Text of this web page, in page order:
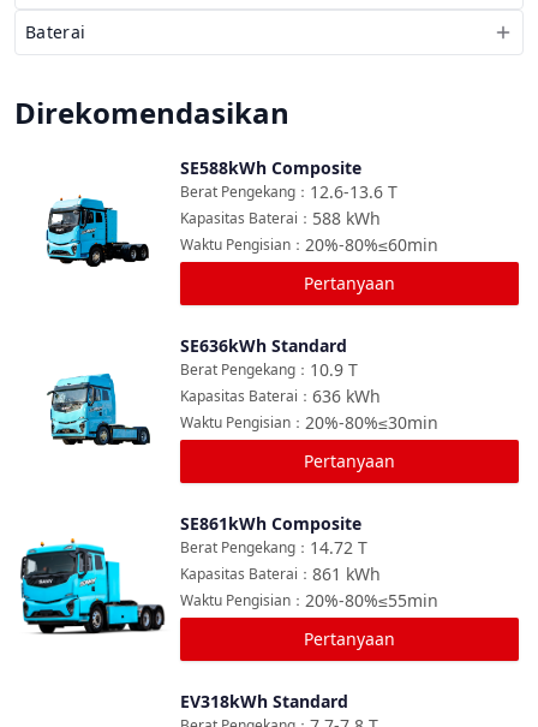
Baterai
Direkomendasikan
SE588kWh Composite
12.6-13.6 T
Berat Pengekang ：
588 kWh
Kapasitas Baterai ：
20%-80%≤60min
Waktu Pengisian ：
Pertanyaan
SE636kWh Standard
10.9 T
Berat Pengekang ：
636 kWh
Kapasitas Baterai ：
20%-80%≤30min
Waktu Pengisian ：
Pertanyaan
Bandingkan
SE861kWh Composite
14.72 T
Berat Pengekang ：
861 kWh
Kapasitas Baterai ：
20%-80%≤55min
Waktu Pengisian ：
Pertanyaan
EV318kWh Standard